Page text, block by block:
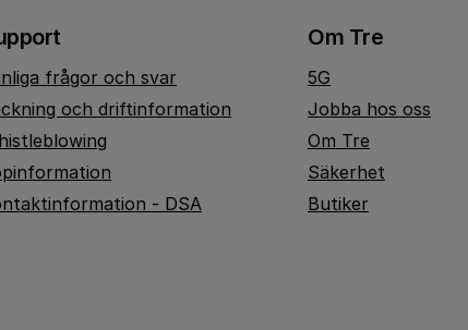
frågor och svar
och driftinformation
- DSA
Om Tre
5G
Jobba hos oss
Om Tre
Säkerhet
Butiker